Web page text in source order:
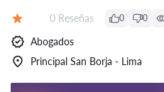
Número de reseñas:
0 Reseñas 0 0
Abogados
Principal San Borja - Lima